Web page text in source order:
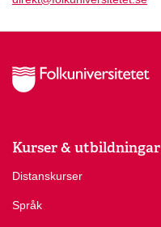
Kurser & utbildningar
Distanskurser
Språk